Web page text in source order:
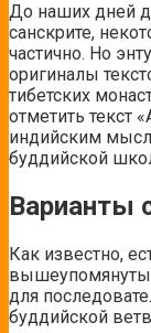
До наших дней
санскрите,
частично. Но
оригиналы
тибетских
отметить текст
индийским
буддийской
Варианты
Как известно,
для
буддийской